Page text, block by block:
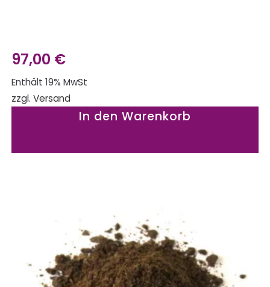
97,00 €
Enthält 19% MwSt
zzgl. Versand
In den Warenkorb